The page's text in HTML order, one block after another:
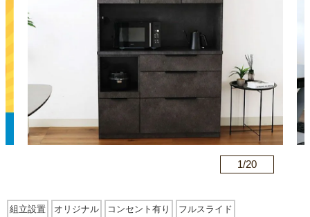
最短発送 冷感ラグ 冷感寝具 ワークデスク
カテゴリから探す
ソファ
1/20
組立設置 オリジナル コンセント有り フルスライド